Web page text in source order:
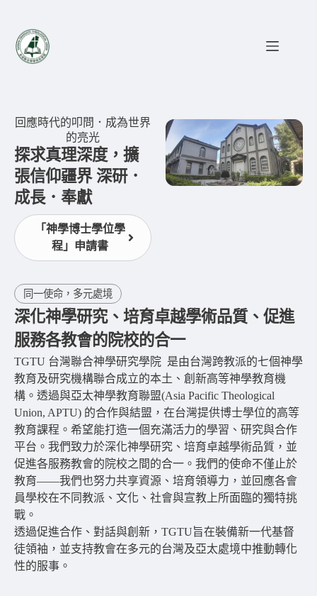
回應時代的叩問．成為世界
的亮光
探求真理深度，擴
張信仰疆界 深研．
成長．奉獻
「神學博士學位學
程」申請書
同一使命，多元處境
深化神學研究、培育卓越學術品質、促進
服務各教會的院校的合一
TGTU 台灣聯合神學研究學院 是由台灣跨教派的七個神學
教育及研究機構聯合成立的本土、創新高等神學教育機
構。透過與亞太神學教育聯盟(Asia Pacific Theological
Union, APTU) 的合作與結盟，在台灣提供博士學位的高等
教育課程。希望能打造一個充滿活力的學習、研究與合作
平台。我們致力於深化神學研究、培育卓越學術品質，並
促進各服務教會的院校之間的合一。我們的使命不僅止於
教育——我們也努力共享資源、培育領導力，並回應各會
員學校在不同教派、文化、社會與宣教上所面臨的獨特挑
戰。
透過促進合作、對話與創新，TGTU旨在裝備新一代基督
徒領袖，並支持教會在多元的台灣及亞太處境中推動轉化
性的服事。